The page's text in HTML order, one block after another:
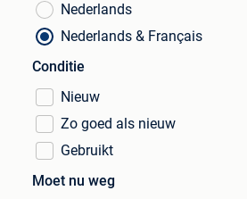
Nederlands
Nederlands & Français
Conditie
Nieuw
Zo goed als nieuw
Gebruikt
Moet nu weg